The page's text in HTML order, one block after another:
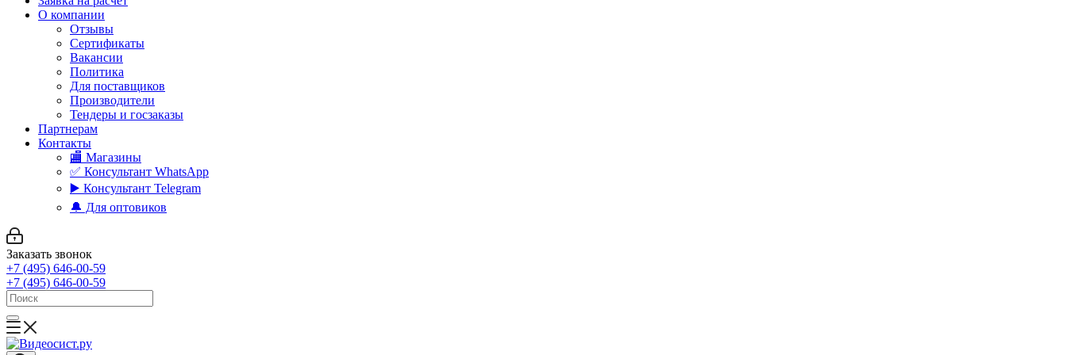
О компании
Отзывы
Сертификаты
Вакансии
Политика
Для поставщиков
Производители
Тендеры и госзаказы
Партнерам
Контакты
🏬 Магазины
✅️ Консультант WhatsApp
▶️ Консультант Telegram
🔔 Для оптовиков
Заказать звонок
+7 (495) 646-00-59
+7 (495) 646-00-59